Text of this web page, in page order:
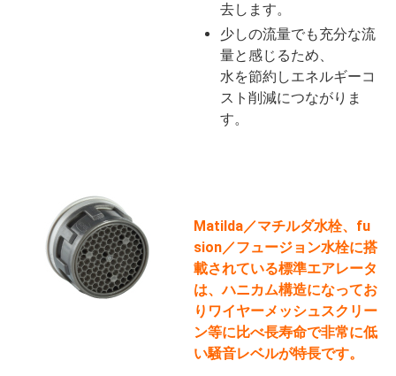
去します。
少しの流量でも充分な流
量と感じるため、
水を節約しエネルギーコ
スト削減につながりま
す。
Matilda／マチルダ水栓、fu
sion／フュージョン水栓に搭
載されている標準エアレータ
は、ハニカム構造になってお
りワイヤーメッシュスクリー
ン等に比べ長寿命で非常に低
い騒音レベルが特長です。